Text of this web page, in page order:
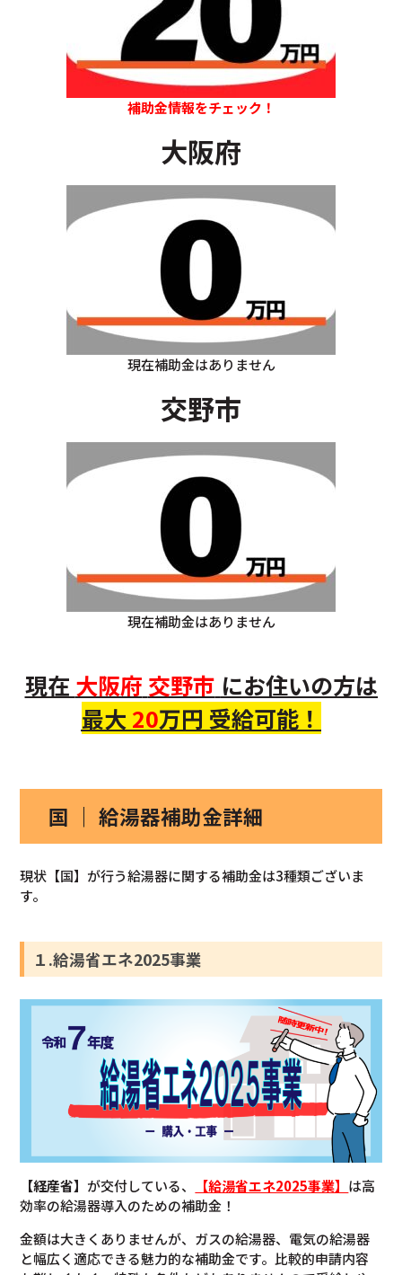
補助金情報をチェック！
大阪府
現在補助金はありません
交野市
現在補助金はありません
現在 大阪府 交野市 にお住いの方は
最大 20万円 受給可能！
国 ｜ 給湯器補助金詳細
現状【国】が行う給湯器に関する補助金は3種類ございま
す。
１.給湯省エネ2025事業
【経産省】 が交付している、 【給湯省エネ2025事業】 は高
効率の給湯器導入のための補助金！
金額は大きくありませんが、ガスの給湯器、電気の給湯器
と幅広く適応できる魅力的な補助金です。比較的申請内容